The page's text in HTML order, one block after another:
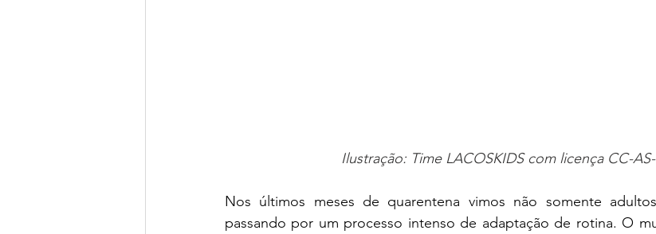
Ilustração: Time LACOSKIDS com licença CC-
Nos últimos meses de quarentena vimos não somente
passando por um processo intenso de adaptação de rotina. O